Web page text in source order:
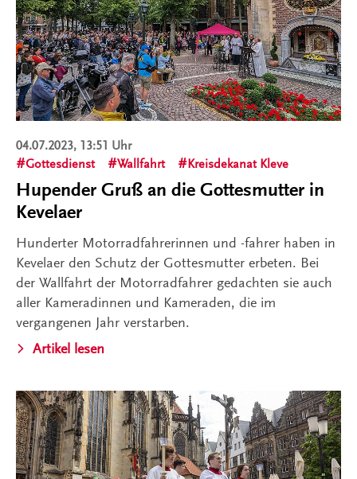
04.07.2023, 13:51 Uhr
Gottesdienst
Wallfahrt Kreisdekanat Kleve
Hupender Gruß an die Gottesmutter in
Kevelaer
Hunderter Motorradfahrerinnen und -fahrer haben in
Kevelaer den Schutz der Gottesmutter erbeten. Bei
der Wallfahrt der Motorradfahrer gedachten sie auch
aller Kameradinnen und Kameraden, die im
vergangenen Jahr verstarben.
Artikel lesen